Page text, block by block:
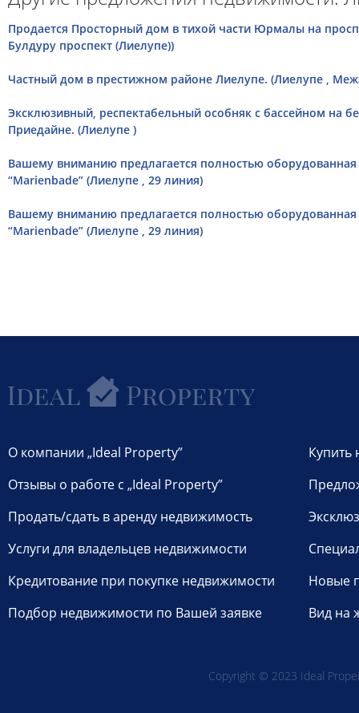
Продается Просторный дом в тихой части Юрмалы на
Булдуру проспект (Лиелупе))
Частный дом в престижном районе Лиелупе. (Лиелупе ,
Эксклюзивный, респектабельный особняк с бассейном на
Приедайне. (Лиелупе )
Вашему вниманию предлагается полностью оборудованная
“Marienbade” (Лиелупе , 29 линия)
Вашему вниманию предлагается полностью оборудованная
“Marienbade” (Лиелупе , 29 линия)
О компании „Ideal Property”
Отзывы о работе с „Ideal Property”
Продать/сдать в аренду недвижимость
Услуги для владельцев недвижимости
Кредитование при покупке недвижимости
Подбор недвижимости по Вашей заявке
Купить
Новые
Вид на
Copyright © 2023 Ideal